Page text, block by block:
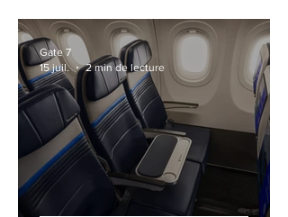
Gate 7
15 juil.
2 min de lecture